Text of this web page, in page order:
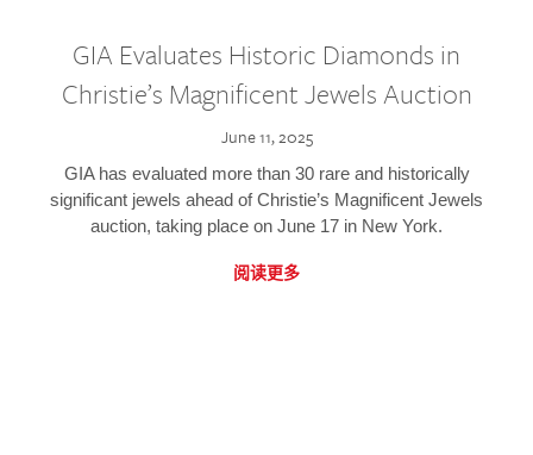
GIA Evaluates Historic Diamonds in
Christie’s Magnificent Jewels Auction
June 11, 2025
GIA has evaluated more than 30 rare and historically
significant jewels ahead of Christie’s Magnificent Jewels
auction, taking place on June 17 in New York.
阅读更多